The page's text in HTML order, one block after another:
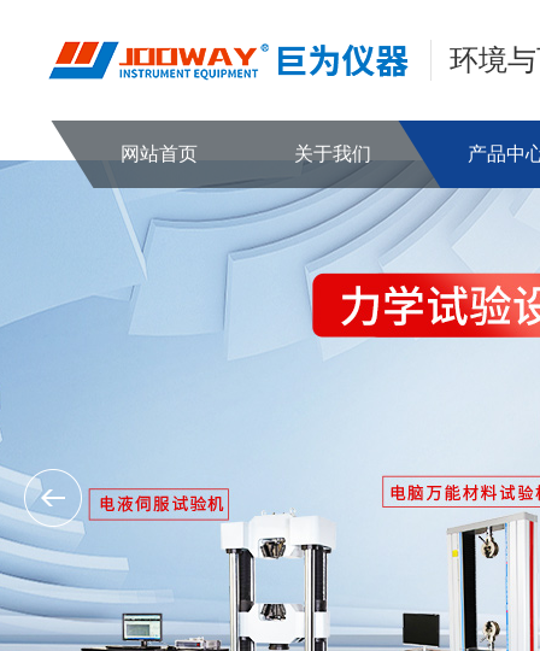
环境
网站首页 关于我们 产品中